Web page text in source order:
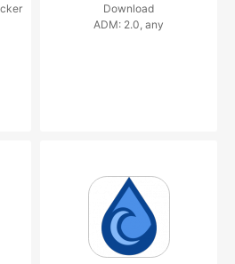
Download
ADM: 2.0, any